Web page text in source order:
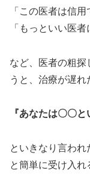
「この医者は信用
「もっといい医者
など、医者の粗探
うと、治療が遅れ
『あなたは〇〇と
といきなり言われ
と簡単に受け入れ